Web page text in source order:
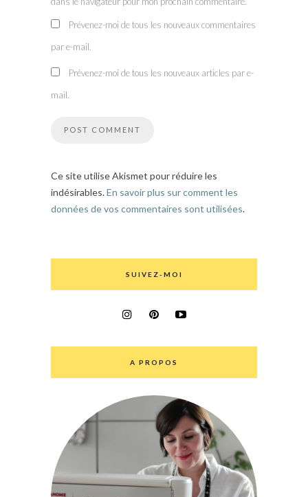
Prévenez-moi de tous les nouveaux commentaires
par e-mail.
Prévenez-moi de tous les nouveaux articles par e-
mail.
Ce site utilise Akismet pour réduire les
indésirables.En savoir plus sur comment les
données de vos commentaires sont utilisées.
SUIVEZ-MOI
A PROPOS